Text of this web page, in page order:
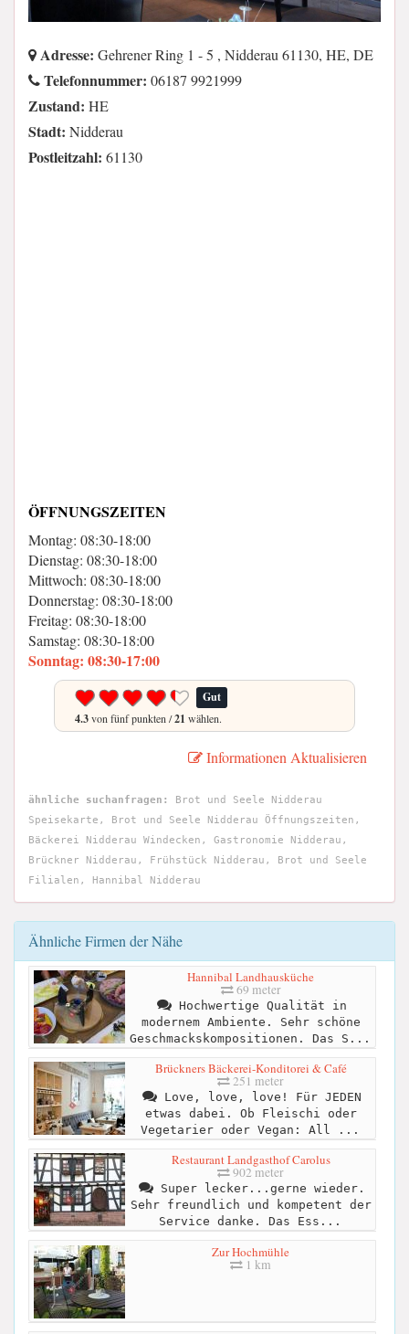
Adresse: Gehrener Ring 1 - 5 , Nidderau 61130, HE, DE
Telefonnummer: 06187 9921999
Zustand: HE
Stadt: Nidderau
Postleitzahl: 61130
ÖFFNUNGSZEITEN
Montag: 08:30-18:00
Dienstag: 08:30-18:00
Mittwoch: 08:30-18:00
Donnerstag: 08:30-18:00
Freitag: 08:30-18:00
Samstag: 08:30-18:00
Sonntag: 08:30-17:00
Gut
4.3von fünf punkten /21 wählen.
Informationen Aktualisieren
ähnliche suchanfragen:
Brot und Seele Nidderau
Speisekarte, Brot und Seele Nidderau Öffnungszeiten,
Bäckerei Nidderau Windecken, Gastronomie Nidderau,
Brückner Nidderau, Frühstück Nidderau, Brot und Seele
Filialen, Hannibal Nidderau
Ähnliche Firmen der Nähe
Hannibal Landhausküche
69 meter
Hochwertige Qualität in
modernem Ambiente. Sehr schöne
Geschmackskompositionen. Das S...
Brückners Bäckerei-Konditorei & Café
251 meter
Love, love, love! Für JEDEN
etwas dabei. Ob Fleischi oder
Vegetarier oder Vegan: All ...
Restaurant Landgasthof Carolus
902 meter
Super lecker...gerne wieder.
Sehr freundlich und kompetent der
Service danke. Das Ess...
Zur Hochmühle
1 km